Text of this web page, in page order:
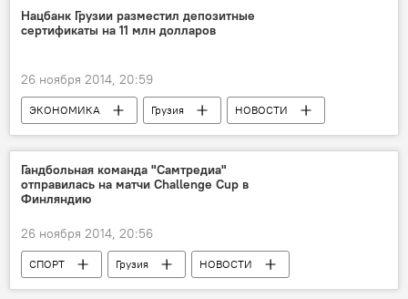
Нацбанк Грузии разместил депозитные
сертификаты на 11 млн долларов
26 ноября 2014, 20:59
ЭКОНОМИКА Грузия НОВОСТИ
Гандбольная команда "Самтредиа"
отправилась на матчи Сhallenge Сup в
Финляндию
26 ноября 2014, 20:56
СПОРТ Грузия НОВОСТИ